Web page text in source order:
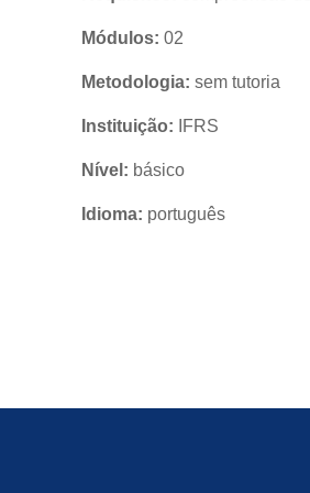
Módulos: 02
Metodologia: sem tutoria
Instituição: IFRS
Nível: básico
Idioma: português